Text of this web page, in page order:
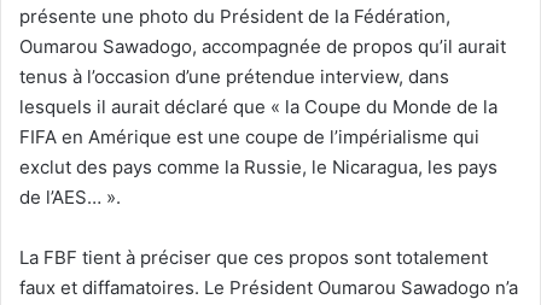
présente une photo du Président de la Fédération,
Oumarou Sawadogo, accompagnée de propos qu’il aurait
tenus à l’occasion d’une prétendue interview, dans
lesquels il aurait déclaré que « la Coupe du Monde de la
FIFA en Amérique est une coupe de l’impérialisme qui
exclut des pays comme la Russie, le Nicaragua, les pays
de l’AES… ».
La FBF tient à préciser que ces propos sont totalement
faux et diffamatoires. Le Président Oumarou Sawadogo n’a